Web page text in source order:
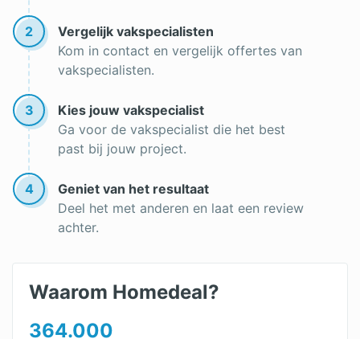
2
Vergelijk vakspecialisten
Kom in contact en vergelijk offertes van
vakspecialisten.
3
Kies jouw vakspecialist
Ga voor de vakspecialist die het best
past bij jouw project.
4
Geniet van het resultaat
Deel het met anderen en laat een review
achter.
Waarom Homedeal?
364.000